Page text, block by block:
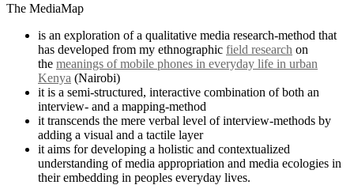
The MediaMap
is an exploration of a qualitative media research-method that
has developed from my ethnographic field research on
the meanings of mobile phones in everyday life in urban
Kenya (Nairobi)
it is a semi-structured, interactive combination of both an
interview- and a mapping-method
it transcends the mere verbal level of interview-methods by
adding a visual and a tactile layer
it aims for developing a holistic and contextualized
understanding of media appropriation and media ecologies in
their embedding in peoples everyday lives.